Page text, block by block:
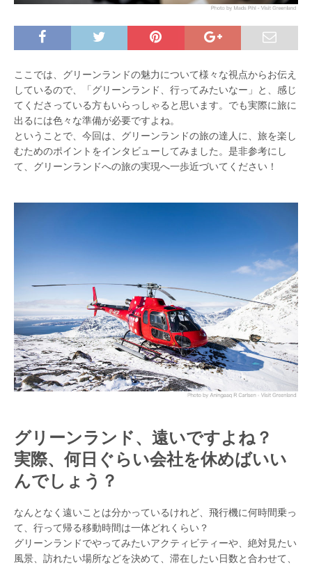
ここでは、グリーンランドの魅力について様々な視点からお伝え
しているので、「グリーンランド、行ってみたいなー」と、感じ
てくださっている方もいらっしゃると思います。でも実際に旅に
出るには色々な準備が必要ですよね。
ということで、今回は、グリーンランドの旅の達人に、旅を楽し
むためのポイントをインタビューしてみました。是非参考にし
て、グリーンランドへの旅の実現へ一歩近づいてください！
グリーンランド、遠いですよね？
実際、何日ぐらい会社を休めばいい
んでしょう？
なんとなく遠いことは分かっているけれど、飛行機に何時間乗っ
て、行って帰る移動時間は一体どれくらい？
グリーンランドでやってみたいアクティビティーや、絶対見たい
風景、訪れたい場所などを決めて、滞在したい日数と合わせて、